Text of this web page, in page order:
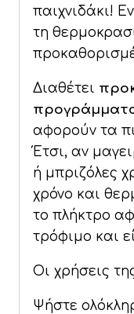
παιχνιδάκι!
τη
Διαθέτει
αφορούν τα
Έτσι, αν
ή μπριζόλες
χρόνο και
το πλήκτρο
τρόφιμο και
Οι χρήσεις
Ψήστε